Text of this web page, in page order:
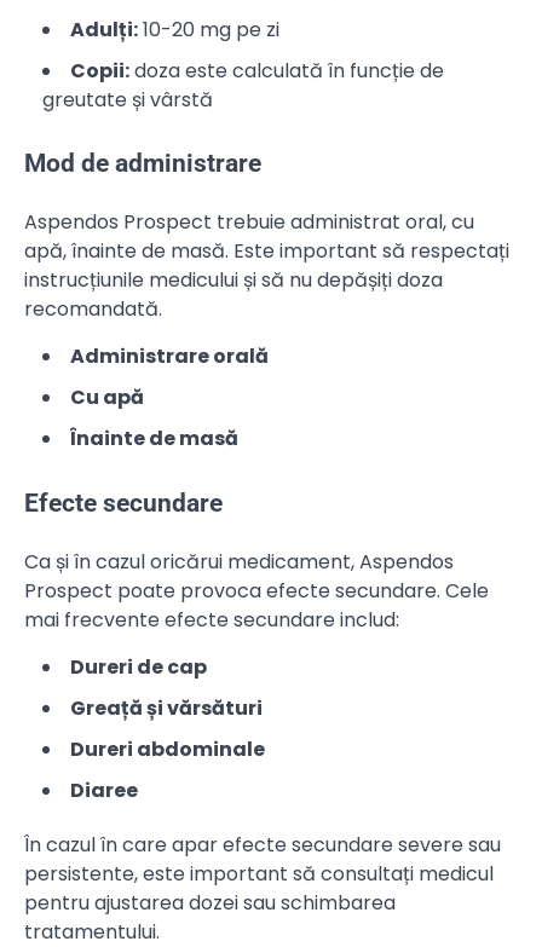
Adulți:10-20 mg pe zi
Copii:doza este calculată în funcție de
greutate și vârstă
Mod de administrare
Aspendos Prospect trebuie administrat oral, cu
apă, înainte de masă. Este important să respectați
instrucțiunile medicului și să nu depășiți doza
recomandată.
Administrare orală
Cu apă
Înainte de masă
Efecte secundare
Ca și în cazul oricărui medicament, Aspendos
Prospect poate provoca efecte secundare. Cele
mai frecvente efecte secundare includ:
Dureri de cap
Greață și vărsături
Dureri abdominale
Diaree
În cazul în care apar efecte secundare severe sau
persistente, este important să consultați medicul
pentru ajustarea dozei sau schimbarea
tratamentului.